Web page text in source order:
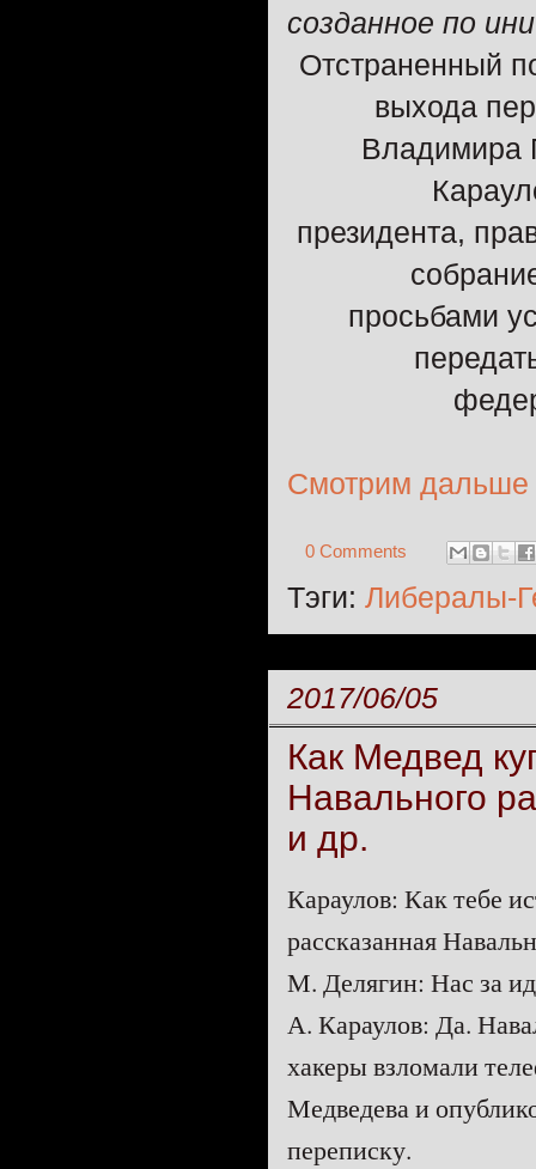
созданное по
Отстраненный
выхода
Владимира
президента,
просьбами
Смотрим
0 Comments
Тэги: Либералы-
2017/06/05
Как Медвед
Навального
и др.
Караулов: Как тебе
рассказанная
М. Делягин: Нас за
А. Караулов: Да.
хакеры взломали
Медведева и
переписку.